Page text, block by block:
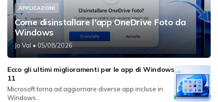
APPLICAZIONI
Come disinstallare l'app OneDrive Foto da
Windows
Jo Val • 05/08/2026
Ecco gli ultimi miglioramenti per le app di Windows
11
Microsoft torna ad aggiornare diverse app incluse in
Windows...